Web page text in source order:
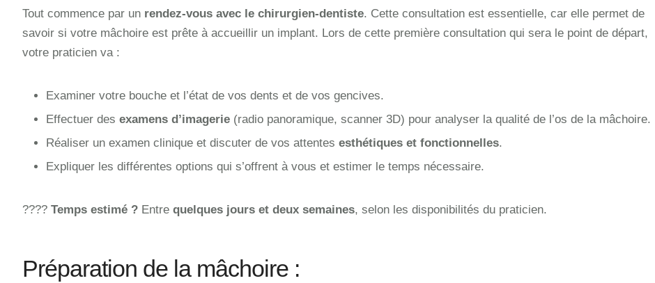
Tout commence par un rendez-vous avec le chirurgien-dentiste. Cette consultation est essentielle, car elle permet de
savoir si votre mâchoire est prête à accueillir un implant. Lors de cette première consultation qui sera le point de départ,
votre praticien va :
Examiner votre bouche et l’état de vos dents et de vos gencives.
Effectuer des examens d’imagerie (radio panoramique, scanner 3D) pour analyser la qualité de l’os de la mâchoire.
Réaliser un examen clinique et discuter de vos attentes esthétiques et fonctionnelles.
Expliquer les différentes options qui s’offrent à vous et estimer le temps nécessaire.
???? Temps estimé ? Entre quelques jours et deux semaines, selon les disponibilités du praticien.
Préparation de la mâchoire :